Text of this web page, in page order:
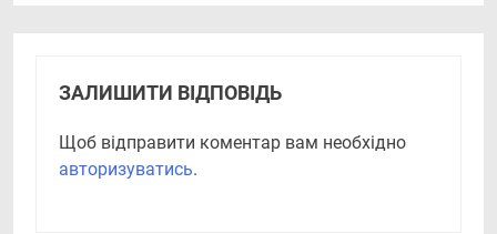
ЗАЛИШИТИ ВІДПОВІДЬ
Щоб відправити коментар вам необхідно
авторизуватись.